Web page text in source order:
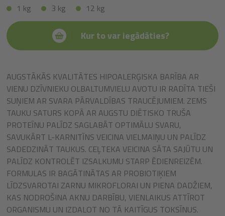
1 kg
3 kg 12 kg
Kur to var iegādāties?
AUGSTĀKĀS KVALITĀTES HIPOALERĢISKA BARĪBA AR
VIENU DZĪVNIEKU OLBALTUMVIELU AVOTU IR RADĪTA TIEŠI
SUŅIEM AR SVARA PĀRVALDĪBAS TRAUCĒJUMIEM. ZEMS
TAUKU SATURS KOPĀ AR AUGSTU DIĒTISKO TRUŠA
PROTEĪNU PALĪDZ SAGLABĀT OPTIMĀLU SVARU,
SAVUKĀRT L-KARNITĪNS VEICINA VIELMAIŅU UN PALĪDZ
SADEDZINĀT TAUKUS. CEĻTEKA VEICINA SĀTA SAJŪTU UN
PALĪDZ KONTROLĒT IZSALKUMU STARP ĒDIENREIZĒM.
FORMULAS IR BAGĀTINĀTAS AR PROBIOTIĶIEM
LĪDZSVAROTAI ZARNU MIKROFLORAI UN PIENA DADŽIEM,
KAS NODROŠINA AKNU DARBĪBU, VIENLAIKUS ATTĪROT
ORGANISMU UN IZDALOT NO TĀ KAITĪGUS TOKSĪNUS.